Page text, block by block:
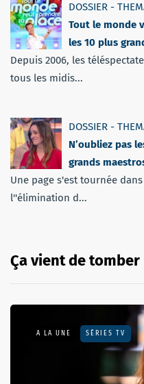
DOSSIER -
Tout le monde
les 10 plus
Depuis 2006, les
tous les midis...
DOSSIER -
N’oubliez pas
grands
Une page s'est tournée
l''élimination d...
Ça vient de tomber
A LA UNE SÉRIES TV